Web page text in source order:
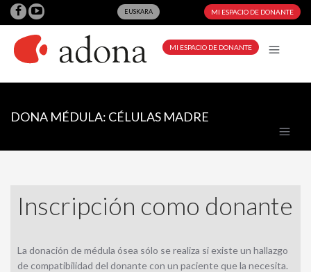
EUSKARA MI ESPACIO DE DONANTE
MI ESPACIO DE DONANTE
DONA MÉDULA: CÉLULAS MADRE
Inscripción como donante
La donación de médula ósea sólo se realiza si existe un hallazgo
de compatibilidad del donante con un paciente que la necesita.